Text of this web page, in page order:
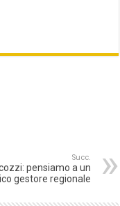
Succ.
pensiamo a un
gestore regionale